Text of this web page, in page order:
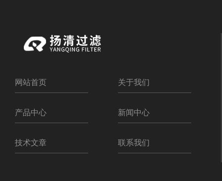
网站首页 关于我们
产品中心 新闻中心
技术文章 联系我们